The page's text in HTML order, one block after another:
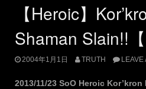
【Heroic】
Shaman Slain!!【
2004年1月1日 TRUTH LEAVE
2013/11/23 SoO Heroic